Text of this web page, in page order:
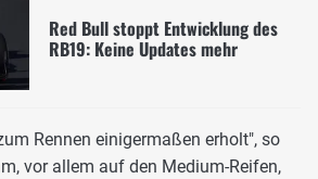
Red Bull stoppt Entwicklung des
RB19: Keine Updates mehr
Rennen einigermaßen erholt", so
vor allem auf den Medium-Reifen,